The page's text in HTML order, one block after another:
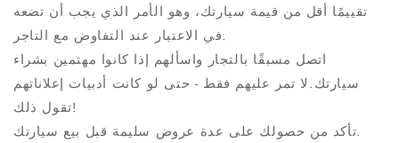
تقييمًا أقل من قيمة سيارتك، وهو الأمر الذي يجب أن تضعه
في الاعتبار عند التفاوض مع التاجر.
اتصل مسبقًا بالتجار واسألهم إذا كانوا مهتمين بشراء
سيارتك.لا تمر عليهم فقط - حتى لو كانت أدبيات إعلاناتهم
تقول ذلك!
تأكد من حصولك على عدة عروض سليمة قبل بيع سيارتك.